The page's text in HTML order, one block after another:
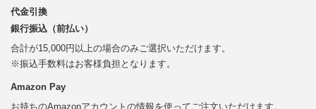
代金引換
銀行振込（前払い）
合計が15,000円以上の場合のみご選択いただけます。
※振込手数料はお客様負担となります。
Amazon Pay
お持ちのAmazonアカウントの情報を使ってご注文いただけます。